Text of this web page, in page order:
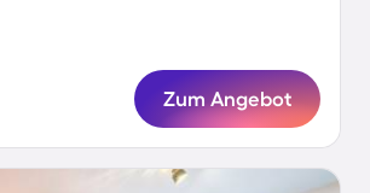
Zum Angebot